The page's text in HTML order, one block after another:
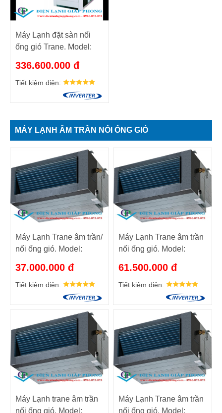
Máy Lạnh đặt sàn nối
ống gió Trane. Model:
336.600.000 đ
Tiết kiệm điện:
MÁY LẠNH ÂM TRẦN NỐI ỐNG GIÓ
Máy Lạnh Trane âm trần/
nối ống gió. Model:
37.000.000 đ
Tiết kiệm điện:
Máy Lạnh Trane âm trần
nối ống gió. Model:
61.500.000 đ
Tiết kiệm điện:
Máy Lạnh trane âm trần
nối ống gió. Model:
Máy Lạnh Trane âm trần
nối ống gió. Model: